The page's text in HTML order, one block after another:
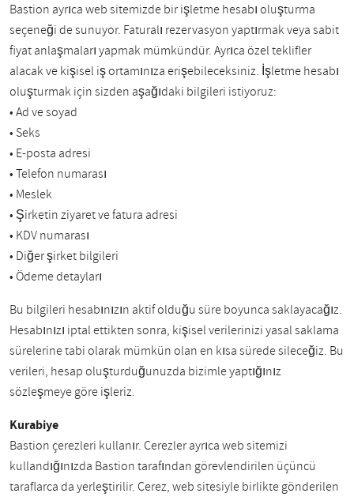
Bastion ayrıca web sitemizde bir işletme hesabı oluşturma
seçeneği de sunuyor. Faturalı rezervasyon yaptırmak veya sabit
fiyat anlaşmaları yapmak mümkündür. Ayrıca özel teklifler
alacak ve kişisel iş ortamınıza erişebileceksiniz. İşletme hesabı
oluşturmak için sizden aşağıdaki bilgileri istiyoruz:
• Ad ve soyad
• Seks
• E-posta adresi
• Telefon numarası
• Meslek
• Şirketin ziyaret ve fatura adresi
• KDV numarası
• Diğer şirket bilgileri
• Ödeme detayları
Bu bilgileri hesabınızın aktif olduğu süre boyunca saklayacağız.
Hesabınızı iptal ettikten sonra, kişisel verilerinizi yasal saklama
sürelerine tabi olarak mümkün olan en kısa sürede sileceğiz. Bu
verileri, hesap oluşturduğunuzda bizimle yaptığınız
sözleşmeye göre işleriz.
Kurabiye
Bastion çerezleri kullanır. Çerezler ayrıca web sitemizi
kullandığınızda Bastion tarafından görevlendirilen üçüncü
taraflarca da yerleştirilir. Çerez, web sitesiyle birlikte gönderilen